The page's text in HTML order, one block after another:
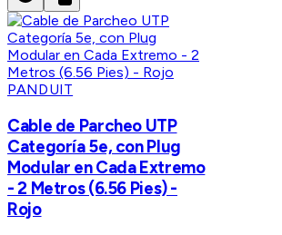
PANDUIT
Cable de Parcheo UTP
Categoría 5e, con Plug
Modular en Cada Extremo
- 2 Metros (6.56 Pies) -
Rojo